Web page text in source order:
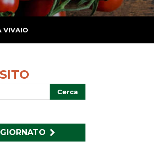
VIVAIO